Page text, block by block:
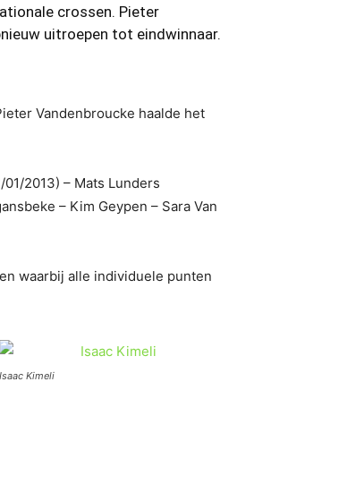
crossen. Pieter
uitroepen tot eindwinnaar.
Vandenbroucke haalde het
2013) – Mats Lunders
– Kim Geypen – Sara Van
waarbij alle individuele punten
Isaac Kimeli